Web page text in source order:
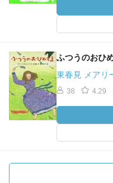
ふつうのおひ
東春見 メアリ
38 4.29